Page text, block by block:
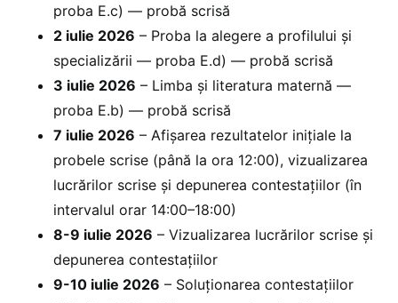
proba E.c) — probă scrisă
2 iulie 2026 – Proba la alegere a profilului și
specializării — proba E.d) — probă scrisă
3 iulie 2026 – Limba și literatura maternă —
proba E.b) — probă scrisă
7 iulie 2026 – Afișarea rezultatelor inițiale la
probele scrise (până la ora 12:00), vizualizarea
lucrărilor scrise și depunerea contestațiilor (în
intervalul orar 14:00–18:00)
8-9 iulie 2026 – Vizualizarea lucrărilor scrise și
depunerea contestațiilor
9-10 iulie 2026 – Soluționarea contestațiilor